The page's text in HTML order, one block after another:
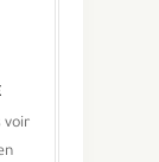
voir